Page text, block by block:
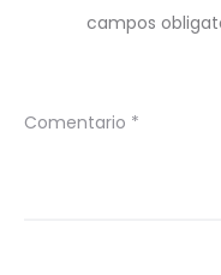
campos
Comentario *